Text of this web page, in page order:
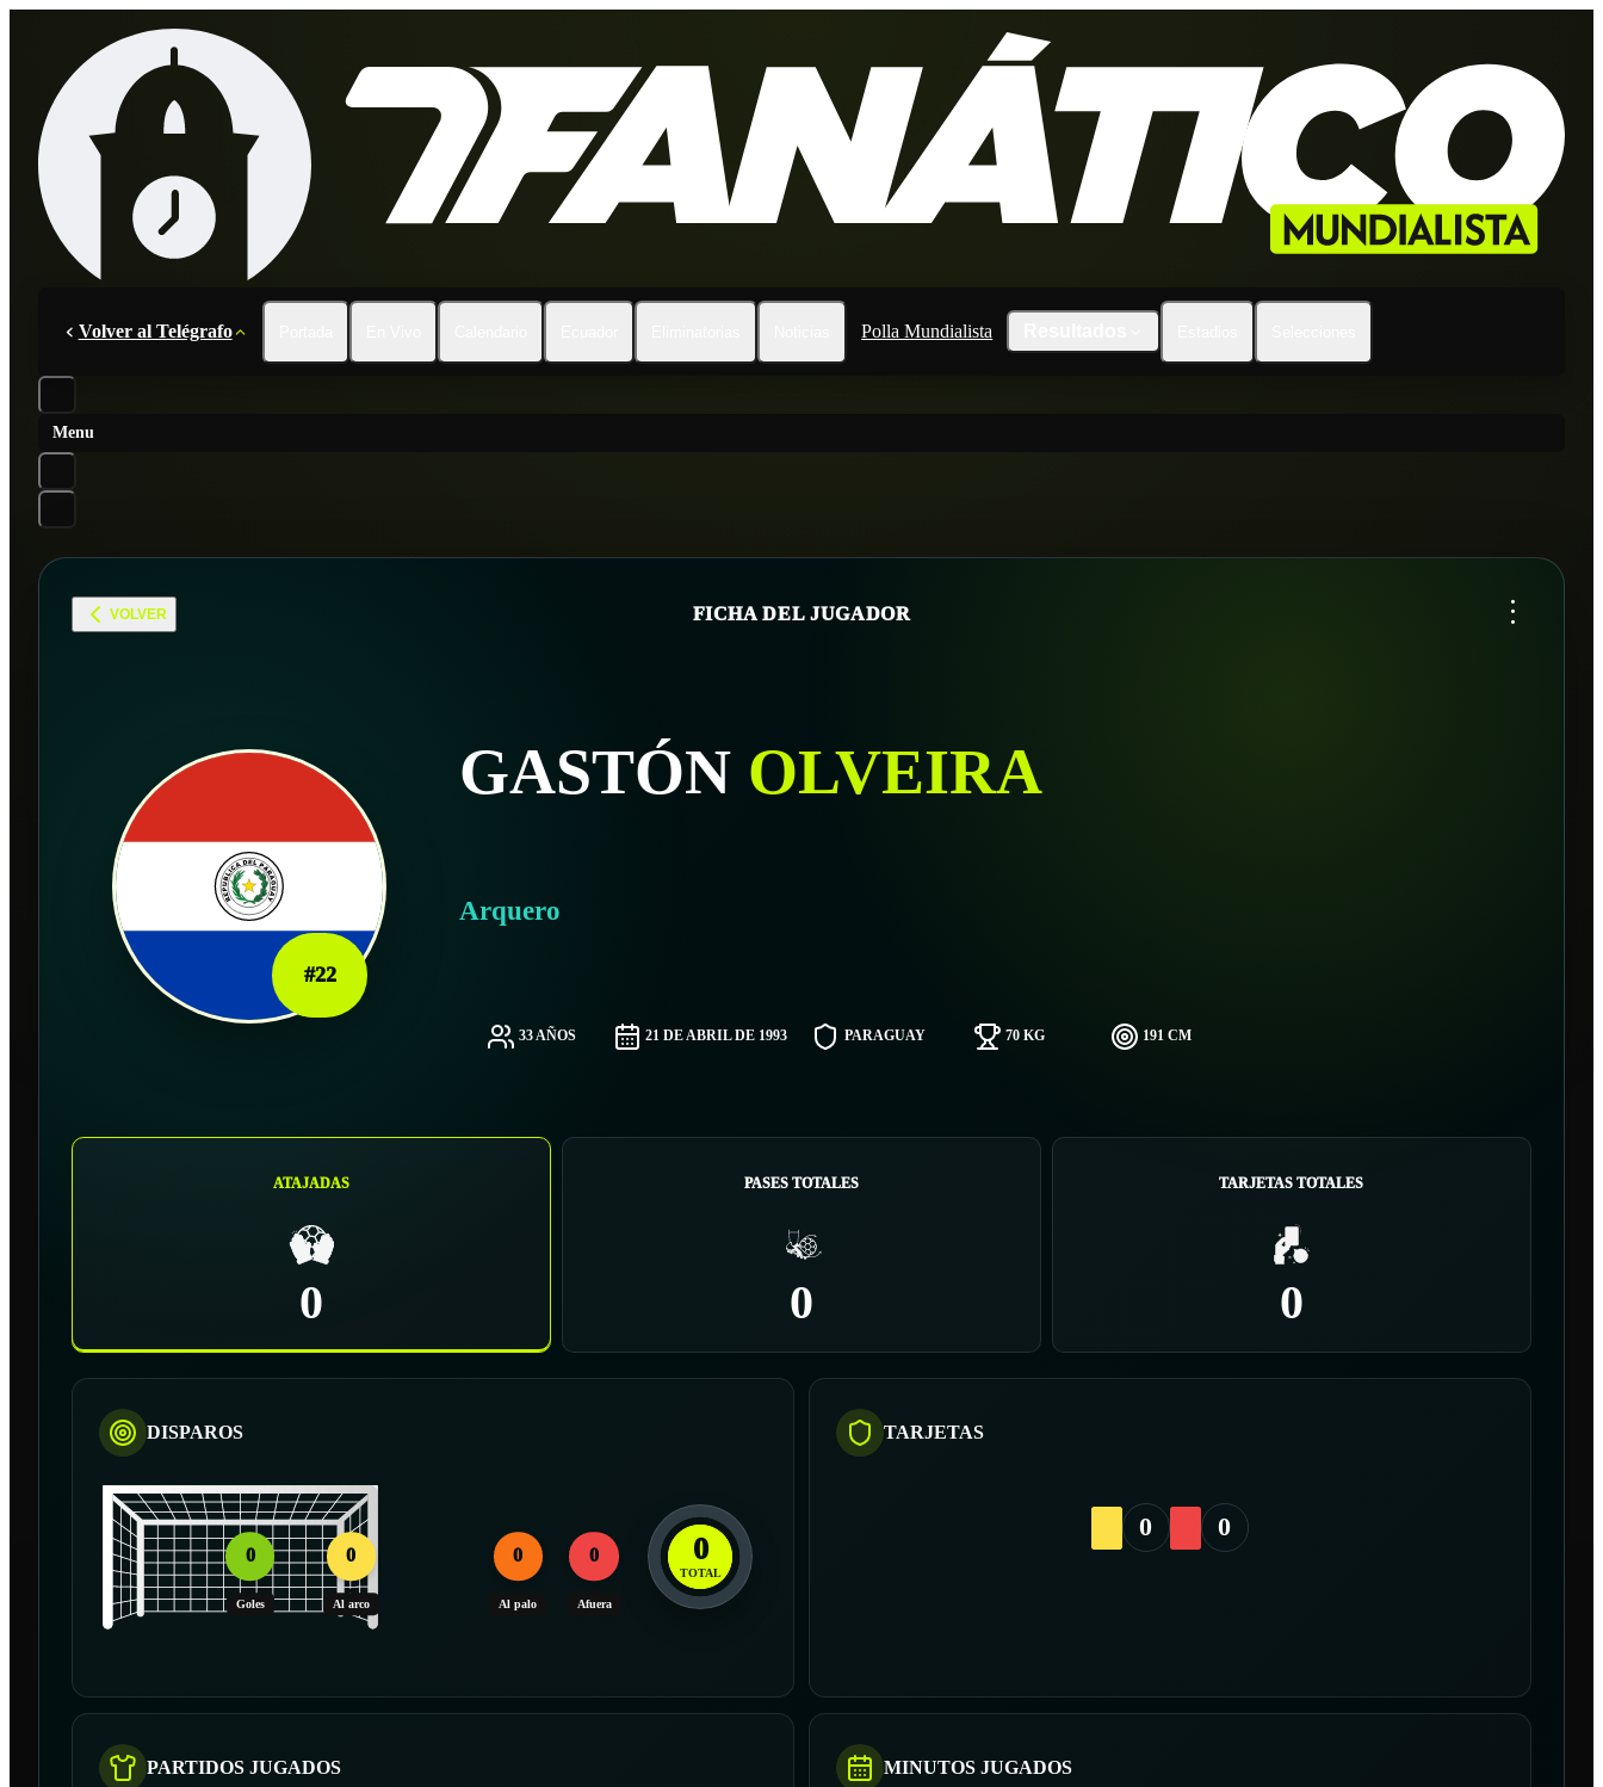
Volver al Telégrafo Polla Mundialista
Menu
VOLVER FICHA DEL JUGADOR ...
#22
GASTÓN OLVEIRA
Arquero
33 AÑOS 21 DE ABRIL DE 1993 PARAGUAY 70 KG 191 CM
ATAJADAS
0
PASES TOTALES
0
TARJETAS TOTALES
0
DISPAROS
0
Goles
0
Al arco
0
Al palo
0
Afuera
0
TOTAL
TARJETAS
0 0
PARTIDOS JUGADOS MINUTOS JUGADOS